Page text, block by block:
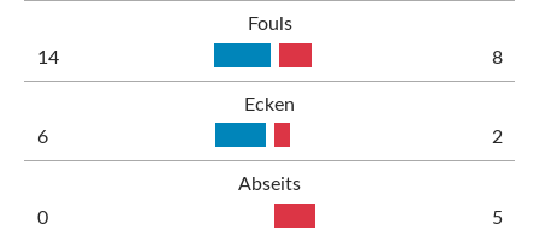
Fouls
14
8
Ecken
6
2
Abseits
0
5